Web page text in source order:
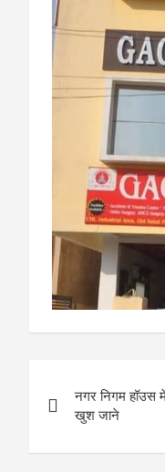
navigation
नगर निगम हॉउस
खुश जाने